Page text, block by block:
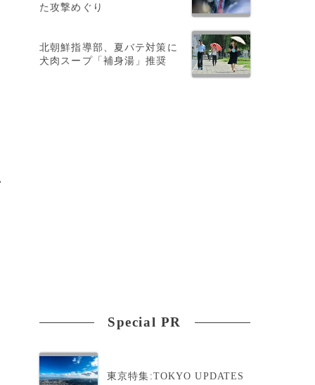
た攻撃めぐり
北朝鮮指導部、夏バテ対策に
犬肉スープ「補身湯」推奨
Special PR
東京特集:TOKYO UPDATES